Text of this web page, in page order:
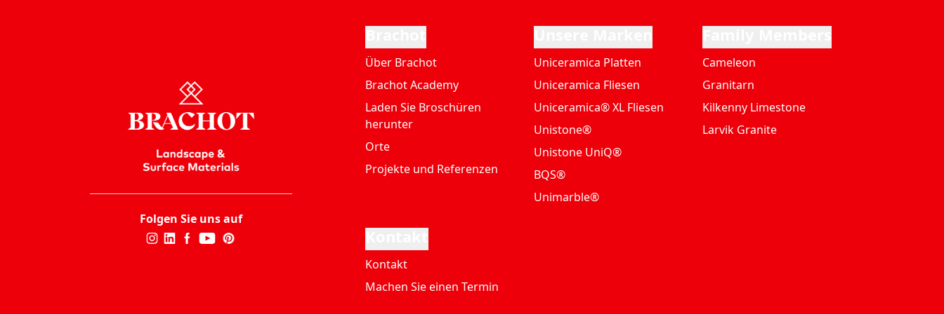
Folgen Sie uns auf
Über Brachot
Brachot Academy
Laden Sie Broschüren
herunter
Orte
Projekte und Referenzen
Uniceramica Platten
Uniceramica Fliesen
Uniceramica® XL Fliesen
Unistone®
Unistone UniQ®
BQS®
Unimarble®
Cameleon
Granitarn
Kilkenny Limestone
Larvik Granite
Kontakt
Machen Sie einen Termin